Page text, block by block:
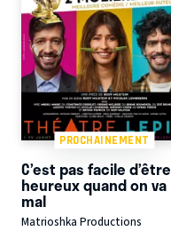
PROCHAINEMENT
C’est pas facile d’être
heureux quand on va
mal
Matrioshka Productions